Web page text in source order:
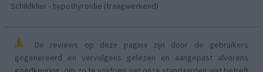
Schildklier - hypothyroidie (traagwerkend)
De reviews op deze pagina zijn door de gebruikers
gegenereerd en vervolgens gelezen en aangepast alvorens